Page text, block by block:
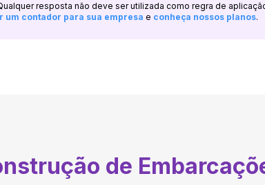
resposta não deve ser utilizada como regra de
um contador para sua empresa e conheça nossos planos.
de